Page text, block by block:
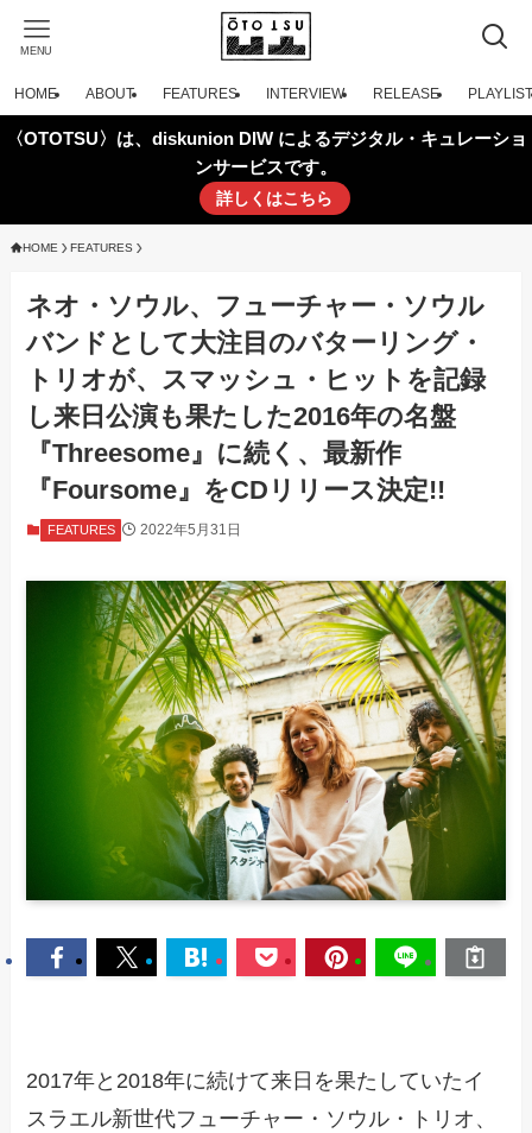
MENU
HOME ABOUT FEATURES INTERVIEW RELEASE PLAYLIST
〈OTOTSU〉は、diskunion DIW によるデジタル・キュレーショ
ンサービスです。
詳しくはこちら
HOME FEATURES
ネオ・ソウル、フューチャー・ソウル
バンドとして大注目のバターリング・
トリオが、スマッシュ・ヒットを記録
し来日公演も果たした2016年の名盤
『Threesome』に続く、最新作
『Foursome』をCDリリース決定!!
FEATURES 2022年5月31日
2017年と2018年に続けて来日を果たしていたイ
スラエル新世代フューチャー・ソウル・トリオ、